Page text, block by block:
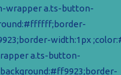
wrapper a.ts-button-
width:1px
a.ts-button-